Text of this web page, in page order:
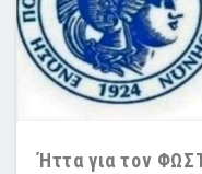
Ήττα για τον